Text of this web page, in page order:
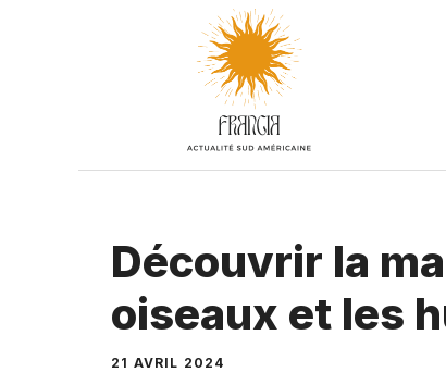
Découvrir la
oiseaux et les
21 AVRIL 2024